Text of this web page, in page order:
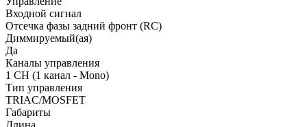
Входной сигнал
Отсечка фазы задний фронт (RC)
Диммируемый(ая)
Да
Каналы управления
1 CH (1 канал - Mono)
Тип управления
TRIAC/MOSFET
Габариты
Длина